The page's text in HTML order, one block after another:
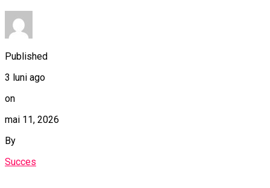
Published
3 luni ago
on
mai 11, 2026
By
Succes